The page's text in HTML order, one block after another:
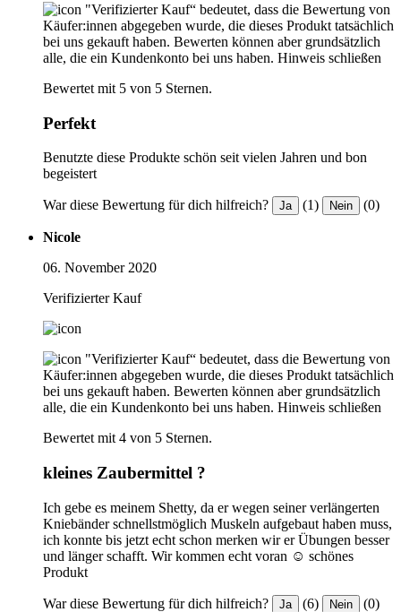
"Verifizierter Kauf“ bedeutet, dass die Bewertung von
Käufer:innen abgegeben wurde, die dieses Produkt tatsächlich
bei uns gekauft haben. Bewerten können aber grundsätzlich
alle, die ein Kundenkonto bei uns haben. Hinweis schließen
Bewertet mit 5 von 5 Sternen.
Perfekt
Benutzte diese Produkte schön seit vielen Jahren und bon
begeistert
War diese Bewertung für dich hilfreich? Ja (1) Nein (0)
Nicole
06. November 2020
Verifizierter Kauf
"Verifizierter Kauf“ bedeutet, dass die Bewertung von
Käufer:innen abgegeben wurde, die dieses Produkt tatsächlich
bei uns gekauft haben. Bewerten können aber grundsätzlich
alle, die ein Kundenkonto bei uns haben. Hinweis schließen
Bewertet mit 4 von 5 Sternen.
kleines Zaubermittel ?
Ich gebe es meinem Shetty, da er wegen seiner verlängerten
Kniebänder schnellstmöglich Muskeln aufgebaut haben muss,
ich konnte bis jetzt echt schon merken wir er Übungen besser
und länger schafft. Wir kommen echt voran ☺ schönes
Produkt
War diese Bewertung für dich hilfreich? Ja (6) Nein (0)